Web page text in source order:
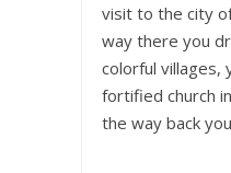
visit to the city
way there you
colorful villages,
fortified church
the way back